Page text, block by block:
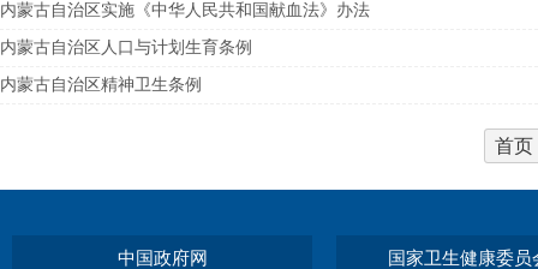
内蒙古自治区实施《中华人民共和国献血法》办法
内蒙古自治区人口与计划生育条例
内蒙古自治区精神卫生条例
首页
中国政府网 国家卫生健康委员